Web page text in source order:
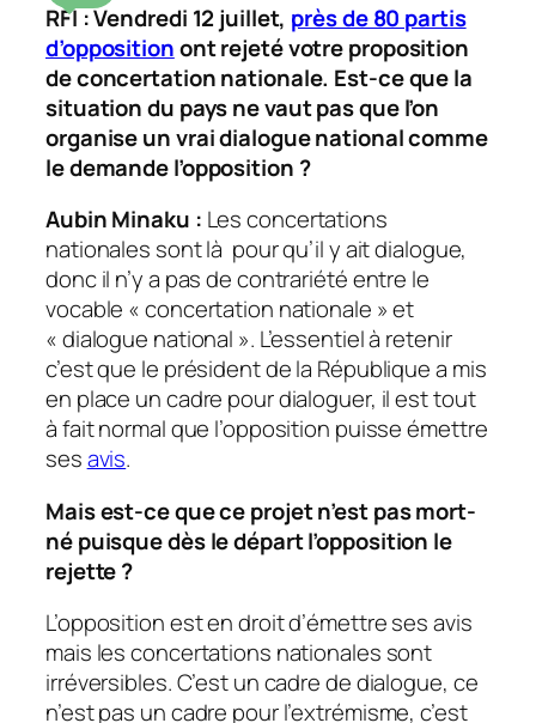
RFI : Vendredi 12 juillet, près de 80 partis
d’oppositionont rejeté votre proposition
de concertation nationale. Est-ce que la
situation du pays ne vaut pas que l’on
organise un vrai dialogue national comme
le demande l’opposition ?
Aubin Minaku : Les concertations
nationales sont là pour qu’il y ait dialogue,
donc il n’y a pas de contrariété entre le
vocable « concertation nationale » et
« dialogue national ». L’essentiel à retenir
c’est que le président de la République a mis
en place un cadre pour dialoguer, il est tout
à fait normal que l’opposition puisse émettre
sesavis.
Mais est-ce que ce projet n’est pas mort-
né puisque dès le départ l’opposition le
rejette ?
L’opposition est en droit d’émettre ses avis
mais les concertations nationales sont
irréversibles. C’est un cadre de dialogue, ce
n’est pas un cadre pour l’extrémisme, c’est